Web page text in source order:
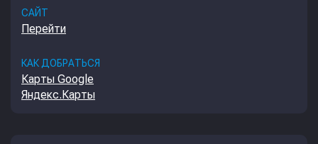
САЙТ
Перейти
КАК ДОБРАТЬСЯ
Карты Google
Яндекс.Карты